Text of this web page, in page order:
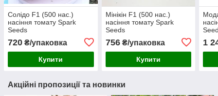
Солідо F1 (500 нас.)
насіння томату Spark
Seeds
720 ₴/упаковка
Купити
Мінікін F1 (500 нас.)
насіння томату Spark
Seeds
756₴/упаковка
Купити
1
Акційні пропозиції та новинки